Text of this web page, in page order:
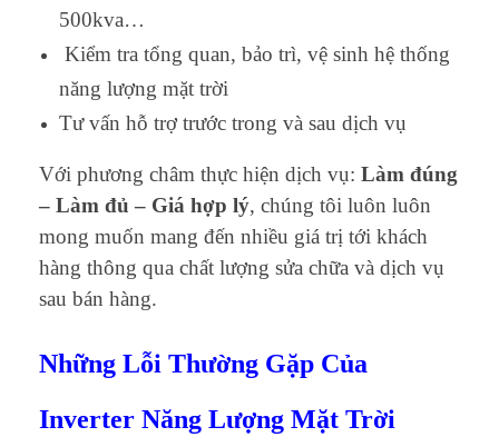
500kva…
Kiểm tra tổng quan, bảo trì, vệ sinh hệ thống
năng lượng mặt trời
Tư vấn hỗ trợ trước trong và sau dịch vụ
Với phương châm thực hiện dịch vụ: Làm đúng
– Làm đủ – Giá hợp lý, chúng tôi luôn luôn
mong muốn mang đến nhiều giá trị tới khách
hàng thông qua chất lượng sửa chữa và dịch vụ
sau bán hàng.
Những Lỗi Thường Gặp Của
Inverter Năng Lượng Mặt Trời